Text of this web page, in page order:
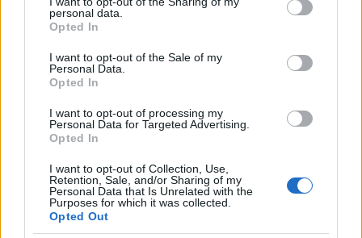
grant or deny consent to Google and its third-party tags to
use your data for below specified purposes in below Google
consent section.
personal data.
Opted In
I want to opt-out of the Sale of my
Personal Data.
Opted In
I want to opt-out of processing my
Personal Data for Targeted Advertising.
Opted In
I want to opt-out of Collection, Use,
Retention, Sale, and/or Sharing of my
Personal Data that Is Unrelated with the
Purposes for which it was collected.
Opted Out